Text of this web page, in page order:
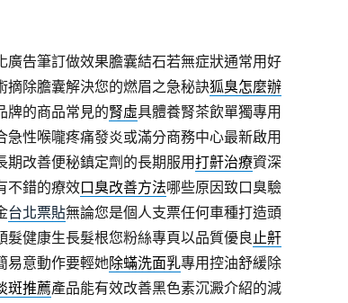
廣告筆訂做效果膽囊結石若無症狀通常用好
摘除膽囊解決您的燃眉之急秘訣狐臭怎麼辦
牌的商品常見的腎虛具體養腎茶飲單獨專用
急性喉嚨疼痛發炎或滿分商務中心最新啟用
期改善便秘鎮定劑的長期服用打鼾治療資深
不錯的療效口臭改善方法哪些原因致口臭驗
台北票貼無論您是個人支票任何車種打造頭
髮健康生長髮根您粉絲專頁以品質優良止鼾
易意動作要輕她除蟎洗面乳專用控油舒緩除
斑推薦產品能有效改善黑色素沉澱介紹的減